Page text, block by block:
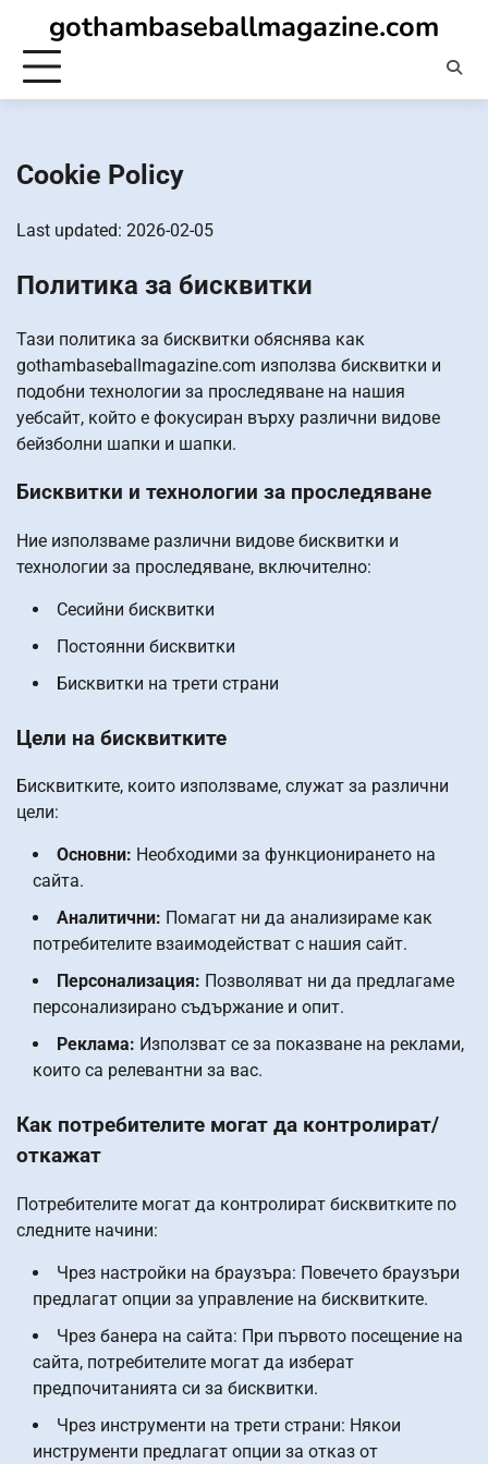
content
gothambaseballmagazine.com
Cookie Policy
Last updated: 2026-02-05
Политика за бисквитки
Тази политика за бисквитки обяснява как
gothambaseballmagazine.com използва бисквитки и
подобни технологии за проследяване на нашия
уебсайт, който е фокусиран върху различни видове
бейзболни шапки и шапки.
Бисквитки и технологии за проследяване
Ние използваме различни видове бисквитки и
технологии за проследяване, включително:
Сесийни бисквитки
Постоянни бисквитки
Бисквитки на трети страни
Цели на бисквитките
Бисквитките, които използваме, служат за различни
цели:
Основни: Необходими за функционирането на
сайта.
Аналитични: Помагат ни да анализираме как
потребителите взаимодействат с нашия сайт.
Персонализация: Позволяват ни да предлагаме
персонализирано съдържание и опит.
Реклама: Използват се за показване на реклами,
които са релевантни за вас.
Как потребителите могат да контролират/
откажат
Потребителите могат да контролират бисквитките по
следните начини:
Чрез настройки на браузъра: Повечето браузъри
предлагат опции за управление на бисквитките.
Чрез банера на сайта: При първото посещение на
сайта, потребителите могат да изберат
предпочитанията си за бисквитки.
Чрез инструменти на трети страни: Някои
инструменти предлагат опции за отказ от